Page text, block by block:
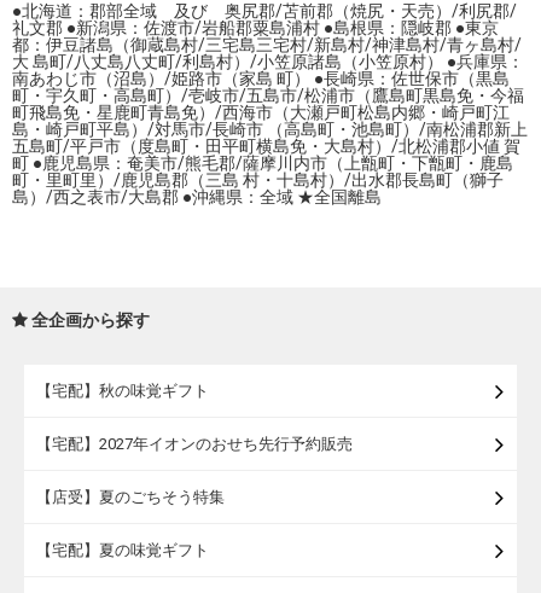
●北海道：郡部全域 及び 奥尻郡/苫前郡（焼尻・天売）/利尻郡/
礼文郡 ●新潟県：佐渡市/岩船郡粟島浦村 ●島根県：隠岐郡 ●東京
都：伊豆諸島（御蔵島村/三宅島三宅村/新島村/神津島村/青ヶ島村/
大 島町/八丈島八丈町/利島村）/小笠原諸島（小笠原村） ●兵庫県：
南あわじ市（沼島）/姫路市（家島 町） ●長崎県：佐世保市（黒島
町・宇久町・高島町）/壱岐市/五島市/松浦市（鷹島町黒島免・今福
町飛島免・星鹿町青島免）/西海市（大瀬戸町松島内郷・崎戸町江
島・崎戸町平島）/対馬市/長崎市 （高島町・池島町）/南松浦郡新上
五島町/平戸市（度島町・田平町横島免・大島村）/北松浦郡小値 賀
町 ●鹿児島県：奄美市/熊毛郡/薩摩川内市（上甑町・下甑町・鹿島
町・里町里）/鹿児島郡（三島 村・十島村）/出水郡長島町（獅子
島）/西之表市/大島郡 ●沖縄県：全域 ★全国離島
全企画から探す
【宅配】秋の味覚ギフト
【宅配】2027年イオンのおせち先行予約販売
【店受】夏のごちそう特集
【宅配】夏の味覚ギフト